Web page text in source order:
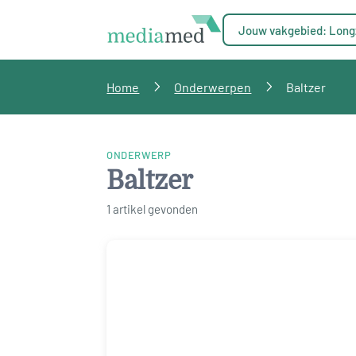
Jouw vakgebied:
Home Onderwerpen Baltzer
ONDERWERP
Baltzer
1 artikel gevonden